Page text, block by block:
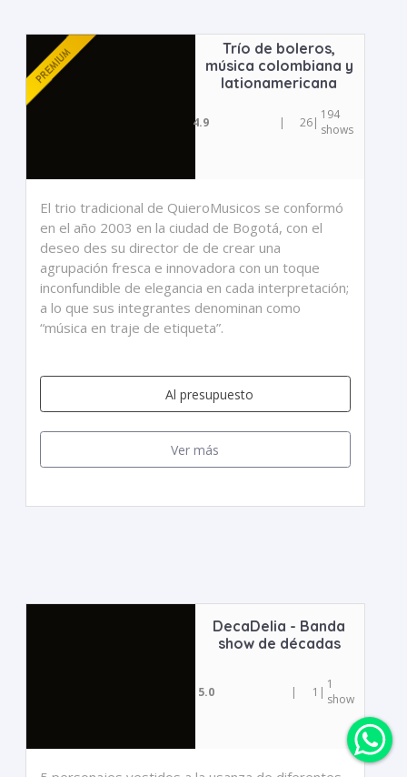
Trío de boleros,
música colombiana y
lationamericana
4.9 | 26| 194
shows
El trio tradicional de QuieroMusicos se conformó
en el año 2003 en la ciudad de Bogotá, con el
deseo des su director de de crear una
agrupación fresca e innovadora con un toque
inconfundible de elegancia en cada interpretación;
a lo que sus integrantes denominan como
“música en traje de etiqueta”.
Al presupuesto
Ver más
DecaDelia - Banda
show de décadas
5.0 | 1 | 1
show